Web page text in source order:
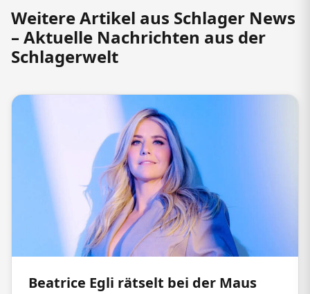
Weitere Artikel aus Schlager News
– Aktuelle Nachrichten aus der
Schlagerwelt
Beatrice Egli rätselt bei der Maus